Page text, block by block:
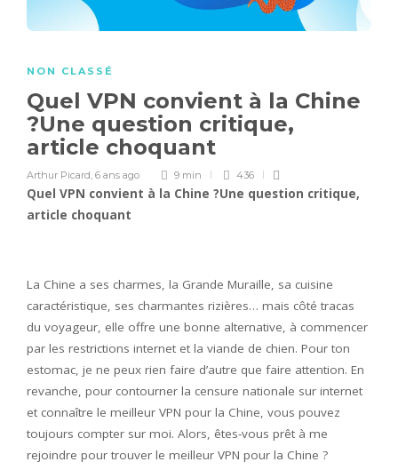
NON CLASSÉ
Quel VPN convient à la Chine
?Une question critique,
article choquant
Arthur Picard, 6 ans ago 9 min 436
Quel VPN convient à la Chine ?Une question critique,
article choquant
La Chine a ses charmes, la Grande Muraille, sa cuisine
caractéristique, ses charmantes rizières… mais côté tracas
du voyageur, elle offre une bonne alternative, à commencer
par les restrictions internet et la viande de chien. Pour ton
estomac, je ne peux rien faire d’autre que faire attention. En
revanche, pour contourner la censure nationale sur internet
et connaître le meilleur VPN pour la Chine, vous pouvez
toujours compter sur moi. Alors, êtes-vous prêt à me
rejoindre pour trouver le meilleur VPN pour la Chine ?